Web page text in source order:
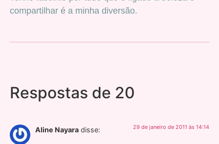
compartilhar é a minha diversão.
Respostas de 20
Aline Nayara disse: 29 de janeiro de 2011 às 14:14